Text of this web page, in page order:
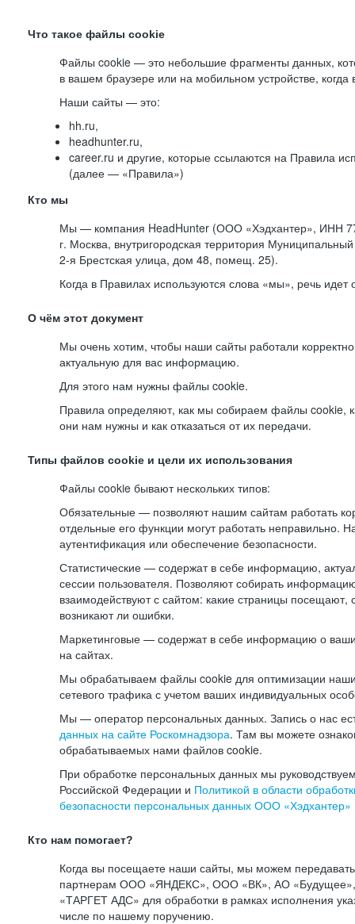
Что такое файлы cookie
Файлы cookie — это небольшие фрагменты данных,
в вашем браузере или на мобильном устройстве,
Наши сайты — это:
hh.ru,
headhunter.ru,
career.ru и другие, которые ссылаются на Правила
(далее — «Правила»)
Кто мы
Мы — компания HeadHunter (ООО «Хэдхантер», ИНН
г. Москва, внутригородская территория Муниципальный
2-я Брестская улица, дом 48, помещ. 25).
Когда в Правилах используются слова «мы», речь
О чём этот документ
Мы очень хотим, чтобы наши сайты работали
актуальную для вас информацию.
Для этого нам нужны файлы cookie.
Правила определяют, как мы собираем файлы cookie,
они нам нужны и как отказаться от их передачи.
Типы файлов cookie и цели их использования
Файлы cookie бывают нескольких типов:
Обязательные — позволяют нашим сайтам работать
отдельные его функции могут работать неправильно.
аутентификация или обеспечение безопасности.
Статистические — содержат в себе информацию,
сессии пользователя. Позволяют собирать
взаимодействуют с сайтом: какие страницы посещают,
возникают ли ошибки.
Маркетинговые — содержат в себе информацию о
на сайтах.
Мы обрабатываем файлы cookie для оптимизации
сетевого трафика с учетом ваших индивидуальных
Мы — оператор персональных данных. Запись о нас
данных на сайте Роскомнадзора. Там вы можете
обрабатываемых нами файлов cookie.
При обработке персональных данных мы
Российской Федерации и Политикой в области
безопасности персональных данных ООО «Хэдхантер»
Кто нам помогает?
Когда вы посещаете наши сайты, мы можем
партнерам ООО «ЯНДЕКС», ООО «ВК», АО
«ТАРГЕТ АДС» для обработки в рамках исполнения
числе по нашему поручению.